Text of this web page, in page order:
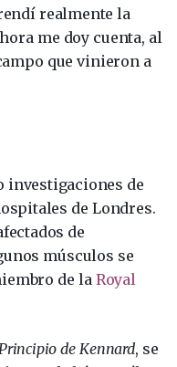
realmente la
me doy cuenta, al
que vinieron a
investigaciones de
de Londres.
de
músculos se
de la Royal
Principio de Kennard, se